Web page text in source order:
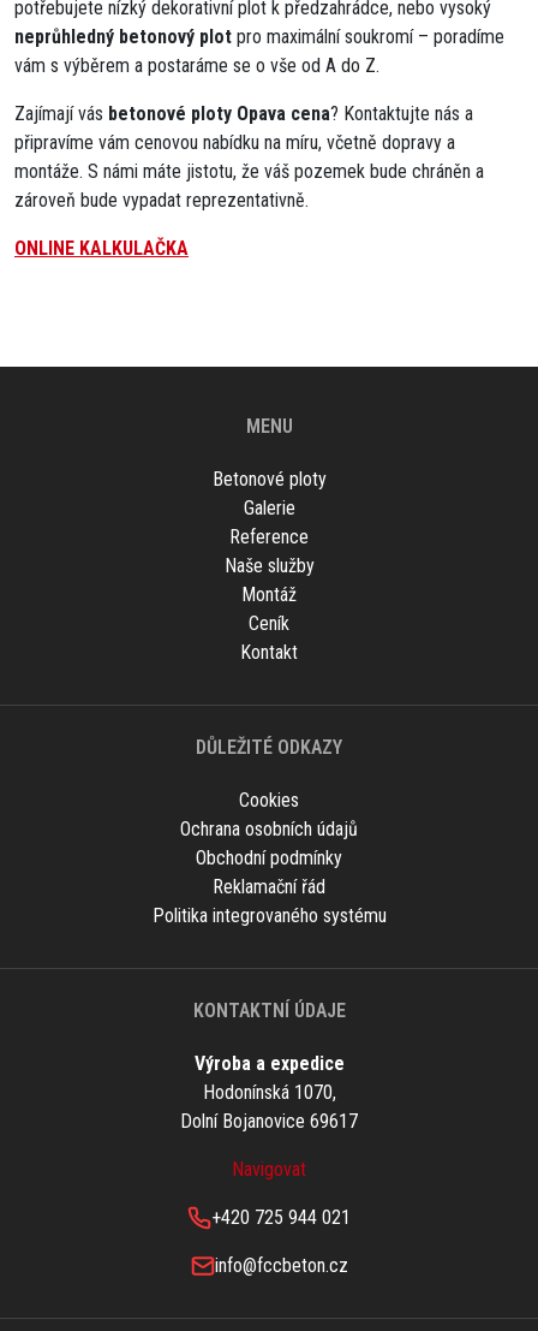
potřebujete nízký dekorativní plot k předzahrádce, nebo vysoký
neprůhledný betonový plot pro maximální soukromí – poradíme
vám s výběrem a postaráme se o vše od A do Z.
Zajímají vás betonové ploty Opava cena? Kontaktujte nás a
připravíme vám cenovou nabídku na míru, včetně dopravy a
montáže. S námi máte jistotu, že váš pozemek bude chráněn a
zároveň bude vypadat reprezentativně.
ONLINE KALKULAČKA
MENU
Betonové ploty
Galerie
Reference
Naše služby
Montáž
Ceník
Kontakt
DŮLEŽITÉ ODKAZY
Cookies
Ochrana osobních údajů
Obchodní podmínky
Reklamační řád
Politika integrovaného systému
KONTAKTNÍ ÚDAJE
Výroba a expedice
Hodonínská 1070,
Dolní Bojanovice 69617
Navigovat
+420 725 944 021
info@fccbeton.cz